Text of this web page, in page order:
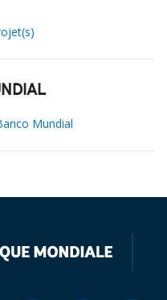
Mundial